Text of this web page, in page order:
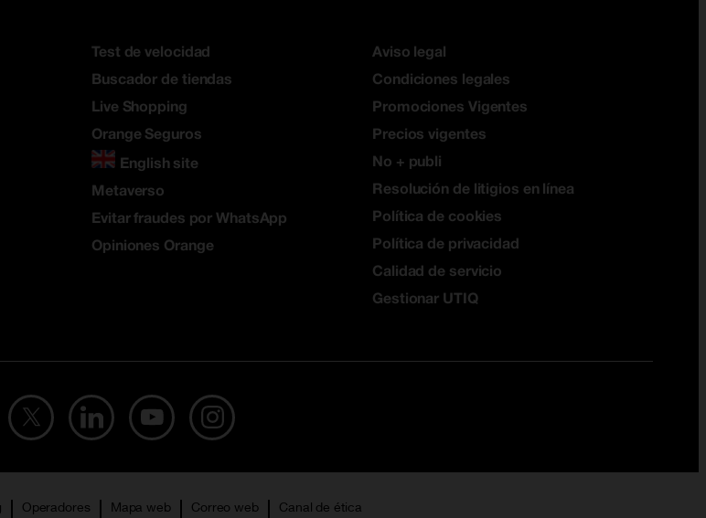
Test de velocidad
Buscador de tiendas
Live Shopping
Orange Seguros
English site
Metaverso
Evitar fraudes por WhatsApp
Opiniones Orange
Aviso legal
Condiciones legales
Promociones Vigentes
Precios vigentes
No + publi
Resolución de litigios en línea
Política de cookies
Política de privacidad
Calidad de servicio
Gestionar UTIQ
Operadores Mapa web Correo web Canal de ética